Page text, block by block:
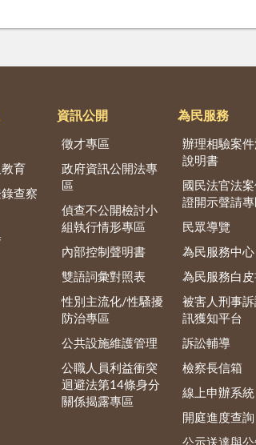
育
查察
資訊公開
徵才專區
政府資訊公開法專
區
偵查不公開檢討小
組執行情形專區
內部控制聲明書
雙語詞彙對照表
性別主流化/性騷擾
防治專區
公共設施維護管理
公職人員利益衝突
迴避法第14條身分
關係揭露專區
為民服務
辦理相驗案
說明書
國民法官法
證開示聲請專
民眾導覽
為民服務中心
為民服務白
被害人刑事
訊獲知平台
訴訟輔導
檢察長信箱
線上申辦系統
開庭進度查詢